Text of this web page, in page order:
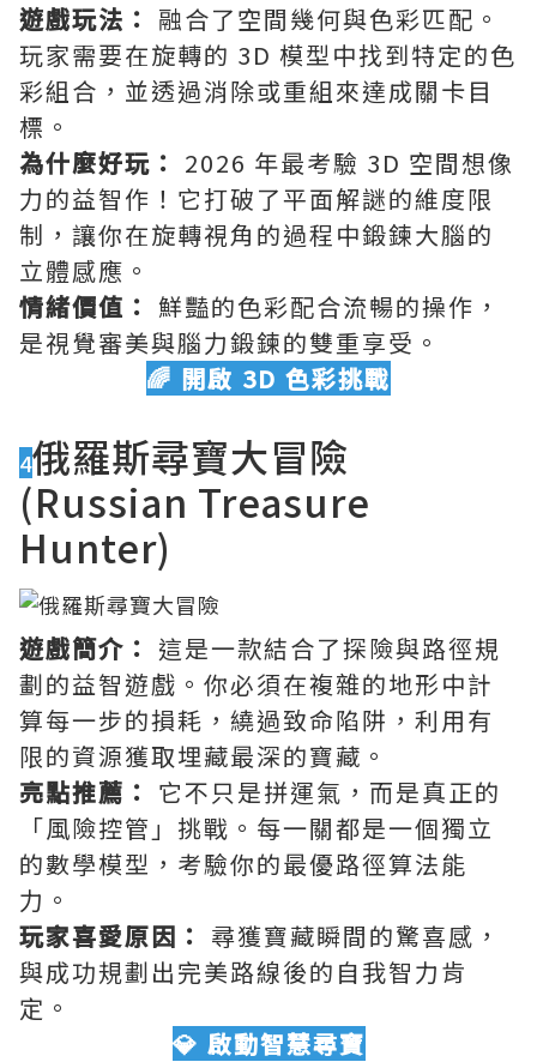
遊戲玩法： 融合了空間幾何與色彩匹配。
玩家需要在旋轉的 3D 模型中找到特定的色
彩組合，並透過消除或重組來達成關卡目
標。
為什麼好玩： 2026 年最考驗 3D 空間想像
力的益智作！它打破了平面解謎的維度限
制，讓你在旋轉視角的過程中鍛鍊大腦的
立體感應。
情緒價值： 鮮豔的色彩配合流暢的操作，
是視覺審美與腦力鍛鍊的雙重享受。
🌈 開啟 3D 色彩挑戰
4俄羅斯尋寶大冒險
(Russian Treasure
Hunter)
遊戲簡介： 這是一款結合了探險與路徑規
劃的益智遊戲。你必須在複雜的地形中計
算每一步的損耗，繞過致命陷阱，利用有
限的資源獲取埋藏最深的寶藏。
亮點推薦： 它不只是拼運氣，而是真正的
「風險控管」挑戰。每一關都是一個獨立
的數學模型，考驗你的最優路徑算法能
力。
玩家喜愛原因： 尋獲寶藏瞬間的驚喜感，
與成功規劃出完美路線後的自我智力肯
定。
💎 啟動智慧尋寶